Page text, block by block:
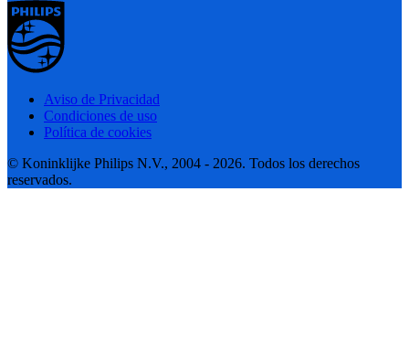
Aviso de Privacidad
Condiciones de uso
Política de cookies
© Koninklijke Philips N.V., 2004 - 2026. Todos los derechos
reservados.